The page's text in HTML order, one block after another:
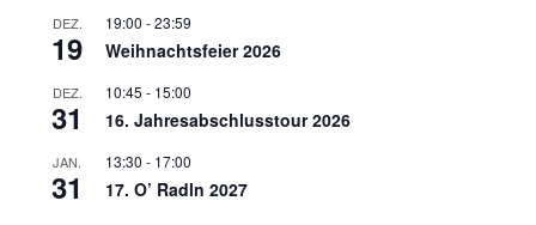
DEZ.
19
19:00 -23:59
Weihnachtsfeier 2026
DEZ.
31
10:45 - 15:00
16. Jahresabschlusstour 2026
JAN.
31
13:30 - 17:00
17. O’ Radln 2027